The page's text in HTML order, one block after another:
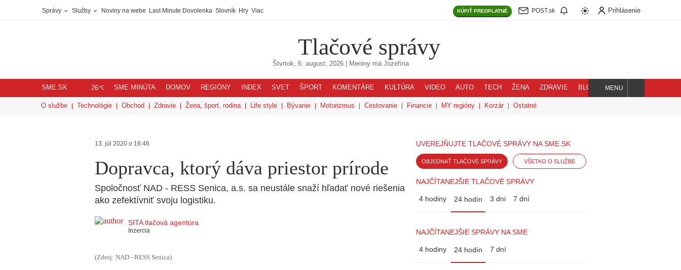
Správy Služby Noviny na webe Last Minute Dovolenka Slovník Hry Viac KÚPIŤ PREDPLATNÉ POST.sk Prihlásenie
Tlačové správy
Štvrtok, 6. august, 2026| Meniny má Jozefína
SME.SK 26℃ SME MINÚTA DOMOV REGIÓNY INDEX SVET ŠPORT KOMENTÁRE KULTÚRA VIDEO AUTO TECH ŽENA ZDRAVIE BLOG
Hľadaj
MENU
O službe Technológie Obchod Zdravie Žena, šport, rodina Life style Bývanie Motorizmus Cestovanie Financie MY regióny Korzár Ostatné
13. júl 2020 o 16:46
Dopravca, ktorý dáva priestor prírode
Spoločnosť NAD - RESS Senica, a.s. sa neustále snaží hľadať nové riešenia
ako zefektívniť svoju logistiku.
SITA tlačová agentúra
Inzercia
(Zdroj: NAD - RESS Senica)
UVEREJŇUJTE TLAČOVÉ SPRÁVY NA SME.SK
OBJEDNAŤ TLAČOVÉ SPRÁVY VŠETKO O SLUŽBE
NAJČÍTANEJŠIE TLAČOVÉ SPRÁVY
4 hodiny 24 hodín 3 dni 7 dní
NAJČÍTANEJŠIE SPRÁVY NA SME
4 hodiny 24 hodín 7 dní